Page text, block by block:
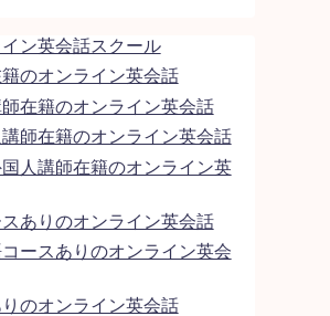
ン英会話スクール
のオンライン英会話
在籍のオンライン英会話
師在籍のオンライン英会話
人講師在籍のオンライン英
ありのオンライン英会話
ースありのオンライン英会
のオンライン英会話